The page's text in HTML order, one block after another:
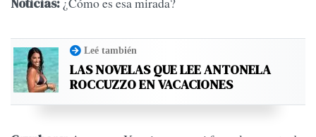
Noticias:
Leé también
LAS NOVELAS QUE LEE ANTONELA
ROCCUZZO EN VACACIONES